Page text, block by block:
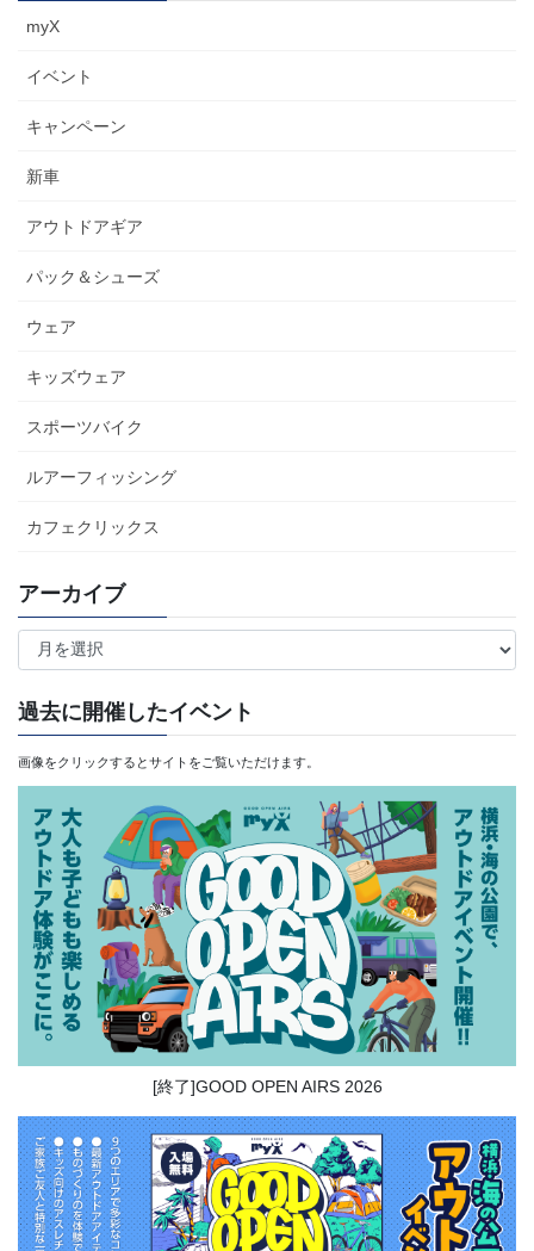
myX
イベント
キャンペーン
新車
アウトドアギア
パック＆シューズ
ウェア
キッズウェア
スポーツバイク
ルアーフィッシング
カフェクリックス
アーカイブ
ア
ー
カ
イ
ブ
過去に開催したイベント
画像をクリックするとサイトをご覧いただけます。
[終了]GOOD OPEN AIRS 2026